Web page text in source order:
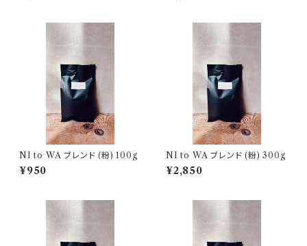
NI to WA ブレンド (粉) 100g
¥950
NI to WA ブレンド (粉) 300g
¥2,850